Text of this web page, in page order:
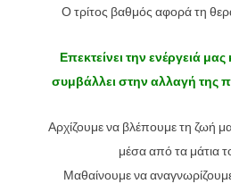
Ο τρίτος βαθμός αφορά τη
Επεκτείνει την ενέργειά
συμβάλλει στην αλλαγή της
Αρχίζουμε να βλέπουμε τη ζωή
μέσα από τα μάτια
Μαθαίνουμε να